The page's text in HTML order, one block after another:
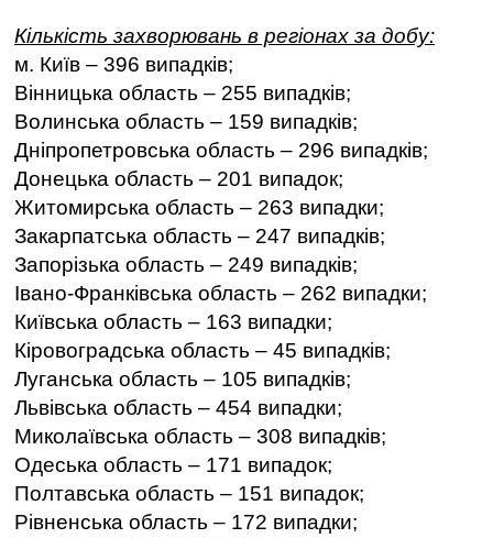
Кількість захворювань в регіонах за добу:
м. Київ – 396 випадків;
Вінницька область – 255 випадків;
Волинська область – 159 випадків;
Дніпропетровська область – 296 випадків;
Донецька область – 201 випадок;
Житомирська область – 263 випадки;
Закарпатська область – 247 випадків;
Запорізька область – 249 випадків;
Івано-Франківська область – 262 випадки;
Київська область – 163 випадки;
Кіровоградська область – 45 випадків;
Луганська область – 105 випадків;
Львівська область – 454 випадки;
Миколаївська область – 308 випадків;
Одеська область – 171 випадок;
Полтавська область – 151 випадок;
Рівненська область – 172 випадки;